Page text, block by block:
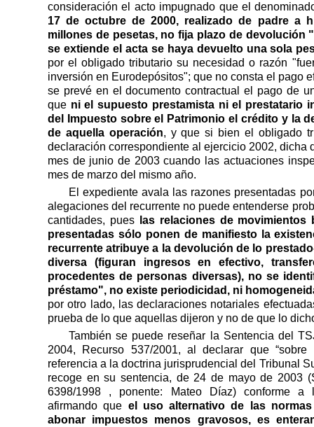
consideración el acto impugnado que el
17 de octubre de 2000, realizado de padre a
millones de pesetas, no fija plazo de devolución
se extiende el acta se haya devuelto una sola
por el obligado tributario su necesidad o razón
inversión en Eurodepósitos"; que no consta el pago
se prevé en el documento contractual el pago de
que ni el supuesto prestamista ni el prestatario
del Impuesto sobre el Patrimonio el crédito y la
de aquella operación, y que si bien el obligado
declaración correspondiente al ejercicio 2002, dicha
mes de junio de 2003 cuando las actuaciones
mes de marzo del mismo año.
El expediente avala las razones presentadas
alegaciones del recurrente no puede entenderse
cantidades, pues
las relaciones de
presentadas sólo ponen de manifiesto la
recurrente atribuye a la devolución de lo
diversa (figuran ingresos en efectivo,
procedentes de personas diversas), no se
préstamo", no existe periodicidad, ni
por otro lado, las declaraciones notariales
prueba de lo que aquellas dijeron y no de que lo
También se puede reseñar la Sentencia del
2004, Recurso 537/2001, al declarar que
referencia a la doctrina jurisprudencial del Tribunal
recoge en su sentencia, de 24 de mayo de 2003
6398/1998 , ponente: Mateo Díaz) conforme a
afirmando que el uso alternativo de las
abonar impuestos menos gravosos, es